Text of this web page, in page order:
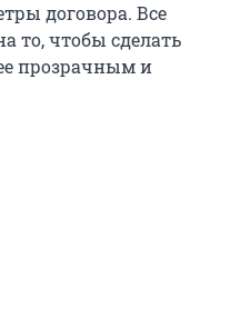
договора. Все
то, чтобы сделать
прозрачным и